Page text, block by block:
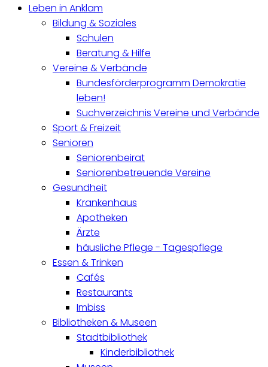
Leben in Anklam
Bildung & Soziales
Schulen
Beratung & Hilfe
Vereine & Verbände
Bundesförderprogramm Demokratie
leben!
Suchverzeichnis Vereine und Verbände
Sport & Freizeit
Senioren
Seniorenbeirat
Seniorenbetreuende Vereine
Gesundheit
Krankenhaus
Apotheken
Ärzte
häusliche Pflege - Tagespflege
Essen & Trinken
Cafés
Restaurants
Imbiss
Bibliotheken & Museen
Stadtbibliothek
Kinderbibliothek